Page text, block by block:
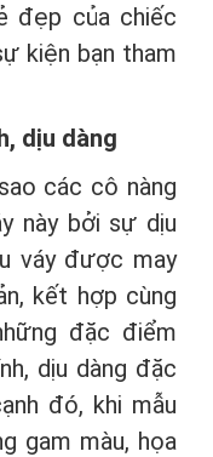
đẹp của chiếc
kiện bạn tham
dịu dàng
các cô nàng
này bởi sự dịu
váy được may
kết hợp cùng
đặc điểm
dịu dàng đặc
đó, khi mẫu
gam màu, họa